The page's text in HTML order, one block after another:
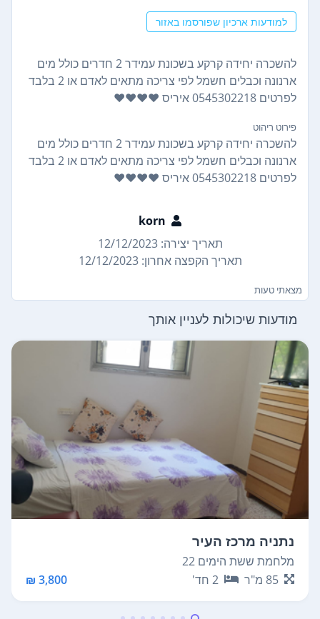
למודעות ארכיון שפורסמו באזור
להשכרה יחידה קרקע בשכונת עמידר 2 חדרים כולל מים
ארנונה וכבלים חשמל לפי צריכה מתאים לאדם או 2 בלבד
לפרטים 0545302218 איריס ❤️❤️❤️❤️
פירוט ריהוט
להשכרה יחידה קרקע בשכונת עמידר 2 חדרים כולל מים
ארנונה וכבלים חשמל לפי צריכה מתאים לאדם או 2 בלבד
לפרטים 0545302218 איריס ❤️❤️❤️❤️
korn
תאריך יצירה: 12/12/2023
תאריך הקפצה אחרון: 12/12/2023
מצאתי טעות
מודעות שיכולות לעניין אותך
נתניה מרכז העיר
מלחמת ששת הימים 22
85 מ"ר 2 חד' 3,800 ₪